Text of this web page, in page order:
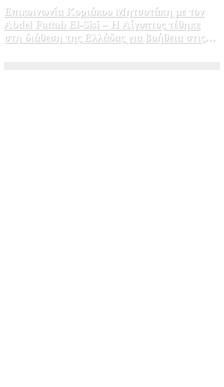
Επικοινωνία Κυριάκου Μητσοτάκη με τον
Abdel Fattah El-Sisi – Η Αίγυπτος τέθηκε
στη διάθεση της Ελλάδας για βοήθεια στις